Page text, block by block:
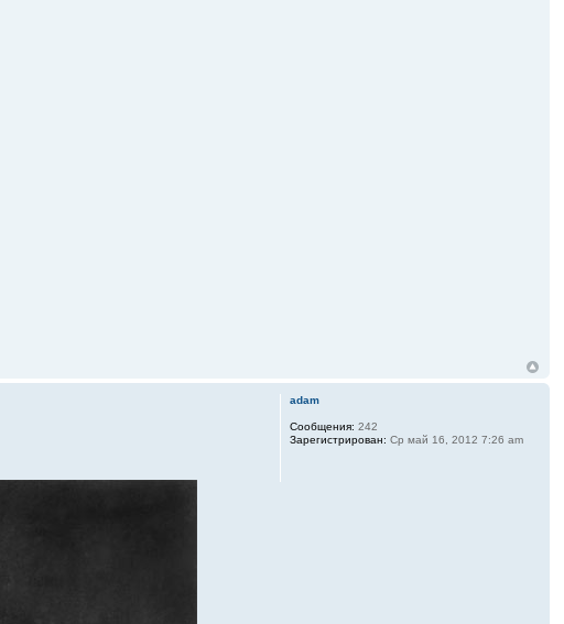
adam
Сообщения: 242
Зарегистрирован: Ср май 16, 2012 7:26 am